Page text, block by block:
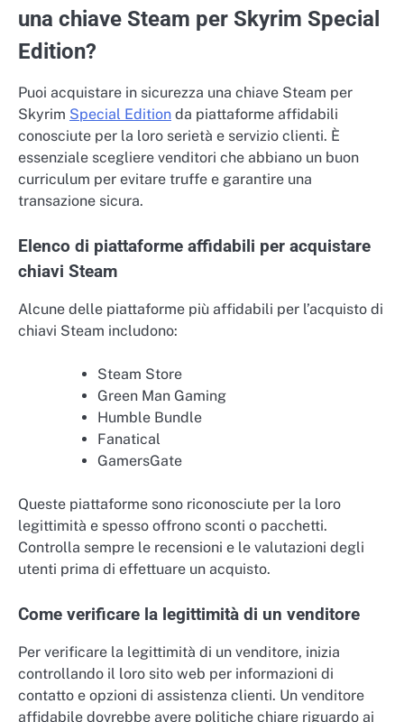
una chiave Steam per Skyrim Special
Edition?
Puoi acquistare in sicurezza una chiave Steam per
Skyrim Special Edition da piattaforme affidabili
conosciute per la loro serietà e servizio clienti. È
essenziale scegliere venditori che abbiano un buon
curriculum per evitare truffe e garantire una
transazione sicura.
Elenco di piattaforme affidabili per acquistare
chiavi Steam
Alcune delle piattaforme più affidabili per l’acquisto di
chiavi Steam includono:
Steam Store
Green Man Gaming
Humble Bundle
Fanatical
GamersGate
Queste piattaforme sono riconosciute per la loro
legittimità e spesso offrono sconti o pacchetti.
Controlla sempre le recensioni e le valutazioni degli
utenti prima di effettuare un acquisto.
Come verificare la legittimità di un venditore
Per verificare la legittimità di un venditore, inizia
controllando il loro sito web per informazioni di
contatto e opzioni di assistenza clienti. Un venditore
affidabile dovrebbe avere politiche chiare riguardo ai